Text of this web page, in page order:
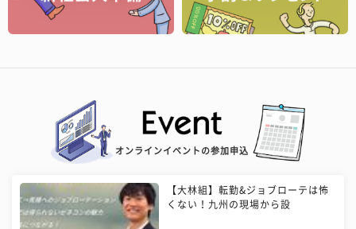
オンラインイベントの参加申込
【大林組】転勤&ジョブローテは怖
くない！九州の現場から設